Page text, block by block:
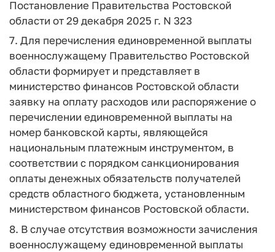
Постановление Правительства Ростовской
области от 29 декабря 2025 г. N 323
7. Для перечисления единовременной выплаты
военнослужащему Правительство Ростовской
области формирует и представляет в
министерство финансов Ростовской области
заявку на оплату расходов или распоряжение о
перечислении единовременной выплаты на
номер банковской карты, являющейся
национальным платежным инструментом, в
соответствии с порядком санкционирования
оплаты денежных обязательств получателей
средств областного бюджета, установленным
министерством финансов Ростовской области.
8. В случае отсутствия возможности зачисления
военнослужащему единовременной выплаты